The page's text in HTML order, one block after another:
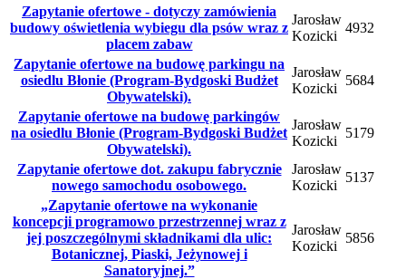
Zapytanie ofertowe - dotyczy zamówienia
budowy oświetlenia wybiegu dla psów wraz z
placem zabaw
Jarosław
Kozicki
4932
Zapytanie ofertowe na budowę parkingu na
osiedlu Błonie (Program-Bydgoski Budżet
Obywatelski).
Jarosław
Kozicki
5684
Zapytanie ofertowe na budowę parkingów
na osiedlu Błonie (Program-Bydgoski Budżet
Obywatelski).
Jarosław
Kozicki
5179
Zapytanie ofertowe dot. zakupu fabrycznie
nowego samochodu osobowego.
Jarosław
Kozicki
5137
„Zapytanie ofertowe na wykonanie
koncepcji programowo przestrzennej wraz z
jej poszczególnymi składnikami dla ulic:
Botanicznej, Piaski, Jeżynowej i
Sanatoryjnej.”
Jarosław
Kozicki
5856